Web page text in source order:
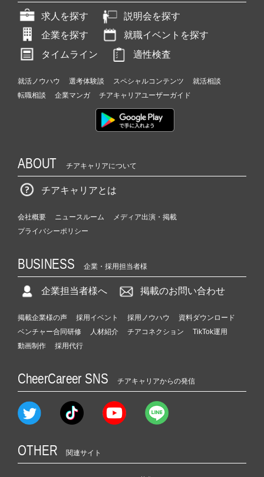
求人を探す
説明会を探す
企業を探す
就職イベントを探す
タイムライン
適性検査
就活ノウハウ 選考体験談 スペシャルコンテンツ
就活相談
転職相談
企業マンガ チアキャリアユーザーガイド
ABOUT チアキャリアについて
チアキャリアとは
会社概要 ニュースルーム
メディア出演・掲載
プライバシーポリシー
BUSINESS 企業・採用担当者様
企業担当者様へ 掲載のお問い合わせ
掲載企業様の声 採用イベント 採用ノウハウ
資料ダウンロード
ベンチャー合同研修
人材紹介 チアコネクション
TikTok運用
動画制作
採用代行
CheerCareer SNS チアキャリアからの発信
OTHER 関連サイト